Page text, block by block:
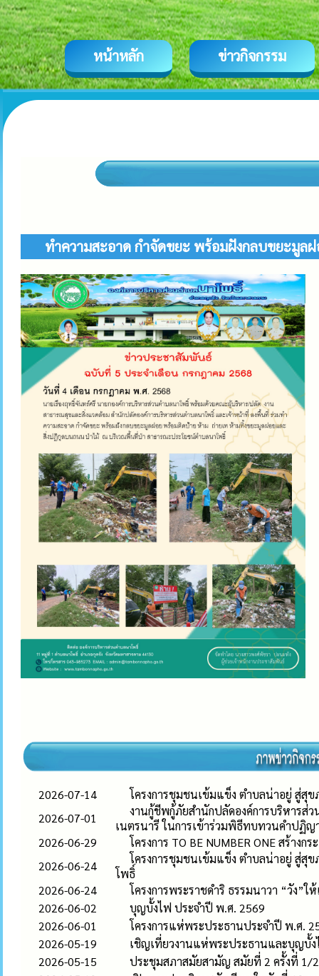
หน้าหลัก ข่าวกิจกรรม
ทำความสะอาด กำจัดขยะ พร้อมฝังกลบขยะมู
2026-07-14
โครงการชุมชนเข้มแข็ง ตำบลน่าอยู่ สู่สุ
2026-07-01
งานกู้ชีพกู้ภัยสำนักปลัดองค์การบริหารส่ว
เนตรนารี ในการเข้าร่วมพิธีทบทวนคำปฏิ
2026-06-29
โครงการ TO BE NUMBER ONE สร้า
2026-06-24
โครงการชุมชนเข้มแข็ง ตำบลน่าอยู่ สู่สุ
โพธิ์
2026-06-24
โครงการพระราชดำริ ธรรมนาวา “วัง”
2026-06-02
บุญบั้งไฟ ประจำปี พ.ศ. 2569
2026-06-01
โครงการแห่พระประธานประจำปี พ.ศ.
2026-05-19
เชิญเที่ยวงานแห่พระประธานและบุญบั้ง
2026-05-15
ประชุมสภาสมัยสามัญ สมัยที่ 2 ครั้งที่ 1/